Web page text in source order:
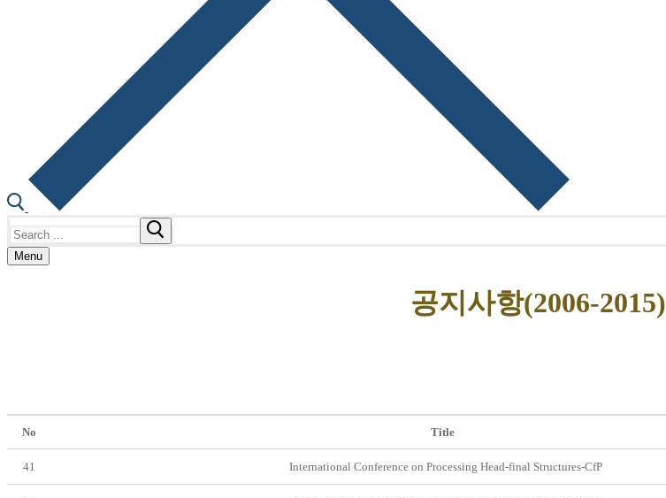
for:
Menu
공지사항(2006-2015)
No Title
41 International Conference on Processing Head-final Structures-CfP